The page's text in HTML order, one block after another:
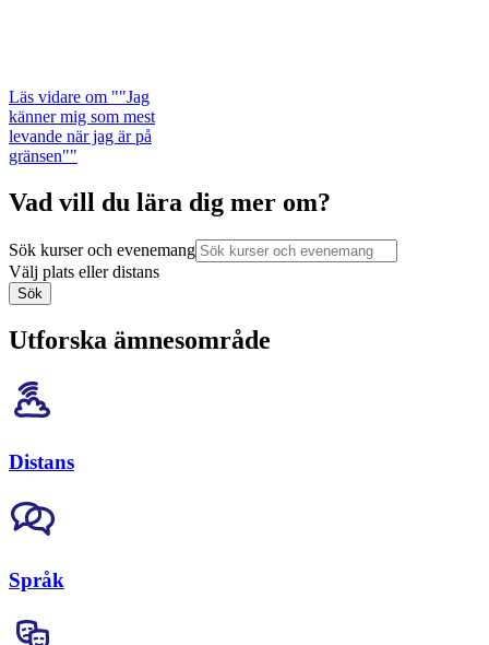
Läs vidare om ""Jag
känner mig som mest
levande när jag är på
gränsen""
Vad vill du lära dig mer om?
Sök kurser och evenemang
Välj plats eller distans
Sök
Utforska ämnesområde
Distans
Språk